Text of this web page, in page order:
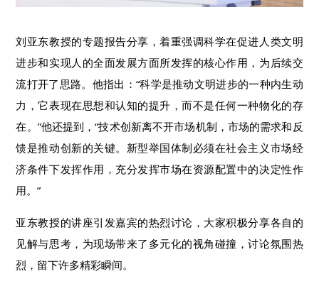
刘亚东教授的专题报告分享，着重强调科学在促进人类文明
进步和实现人的全面发展方面所发挥的核心作用，为后续交
流打开了思路。他指出：“科学是推动文明进步的一种内生动
力，它表现在思想和认知的提升，而不是任何一种物化的存
在。”他还提到，“技术创新离不开市场机制，市场的需求和反
馈是推动创新的关键。新型举国体制必须在社会主义市场经
济条件下发挥作用，充分发挥市场在资源配置中的决定性作
用。”
亚东教授的讲座引发嘉宾的热烈讨论，大家积极分享各自的
见解与思考，为现场带来了多元化的视角碰撞，讨论氛围热
烈，留下许多精彩瞬间。